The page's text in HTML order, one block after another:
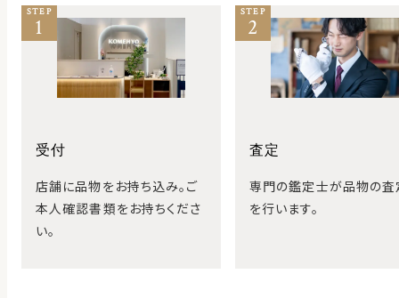
STEP
1
受付
店舗に品物をお持ち込み。ご
本人確認書類をお持ちくださ
い。
STEP
2
査定
専門の鑑定士が品物の査
を行います。